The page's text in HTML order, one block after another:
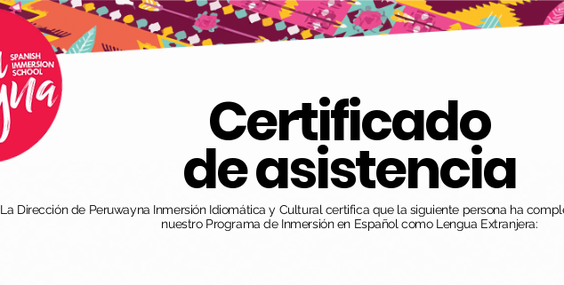
Certificado
de asistencia
La Dirección de Peruwayna Inmersión Idiomática y Cultural certifica que la siguiente persona ha
nuestro Programa de Inmersión en Español como Lengua Extranjera: